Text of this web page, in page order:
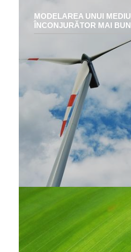
MODELAREA UNUI MEDIU
ÎNCONJURĂTOR MAI BUN